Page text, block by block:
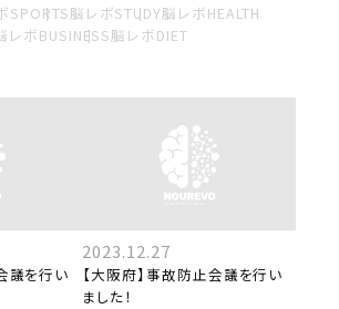
SPORTS脳レボSTUDY脳レボHEALTH
レボBUSINESS脳レボDIET
議を行い
2023.12.27
【大阪府】事故防止会議を行い
ました！